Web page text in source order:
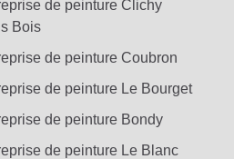
de peinture Clichy
Bois
de peinture Coubron
de peinture Le Bourget
de peinture Bondy
de peinture Le Blanc